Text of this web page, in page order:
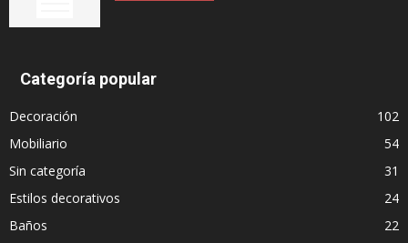
Categoría popular
Decoración
102
Mobiliario
54
Sin categoría
31
Estilos decorativos
24
Baños
22